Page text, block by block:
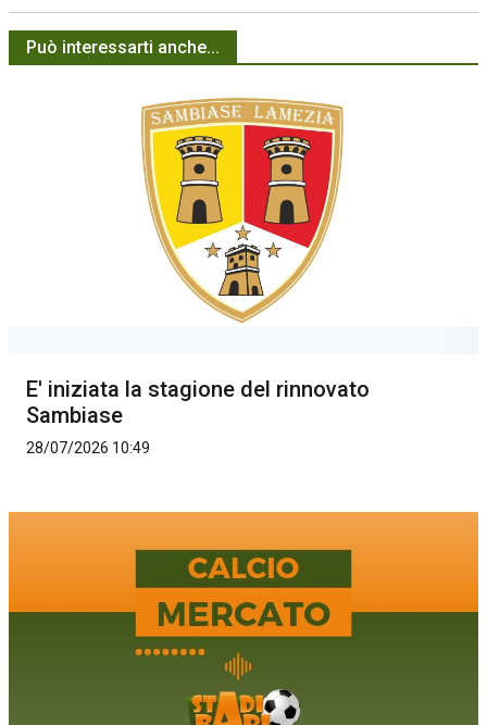
Può interessarti anche...
E' iniziata la stagione del rinnovato
Sambiase
28/07/2026 10:49